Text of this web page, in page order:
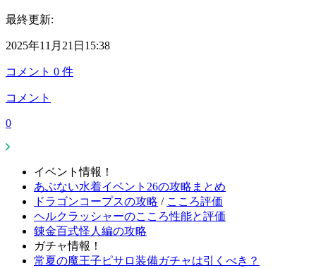
最終更新:
2025年11月21日15:38
コメント 0 件
コメント
0
イベント情報！
あぶない水着イベント26の攻略まとめ
ドラゴンコープスの攻略 / こころ評価
ヘルクラッシャーのこころ性能と評価
錬金百式怪人編の攻略
ガチャ情報！
常夏の魔王子ピサロ装備ガチャは引くべき？